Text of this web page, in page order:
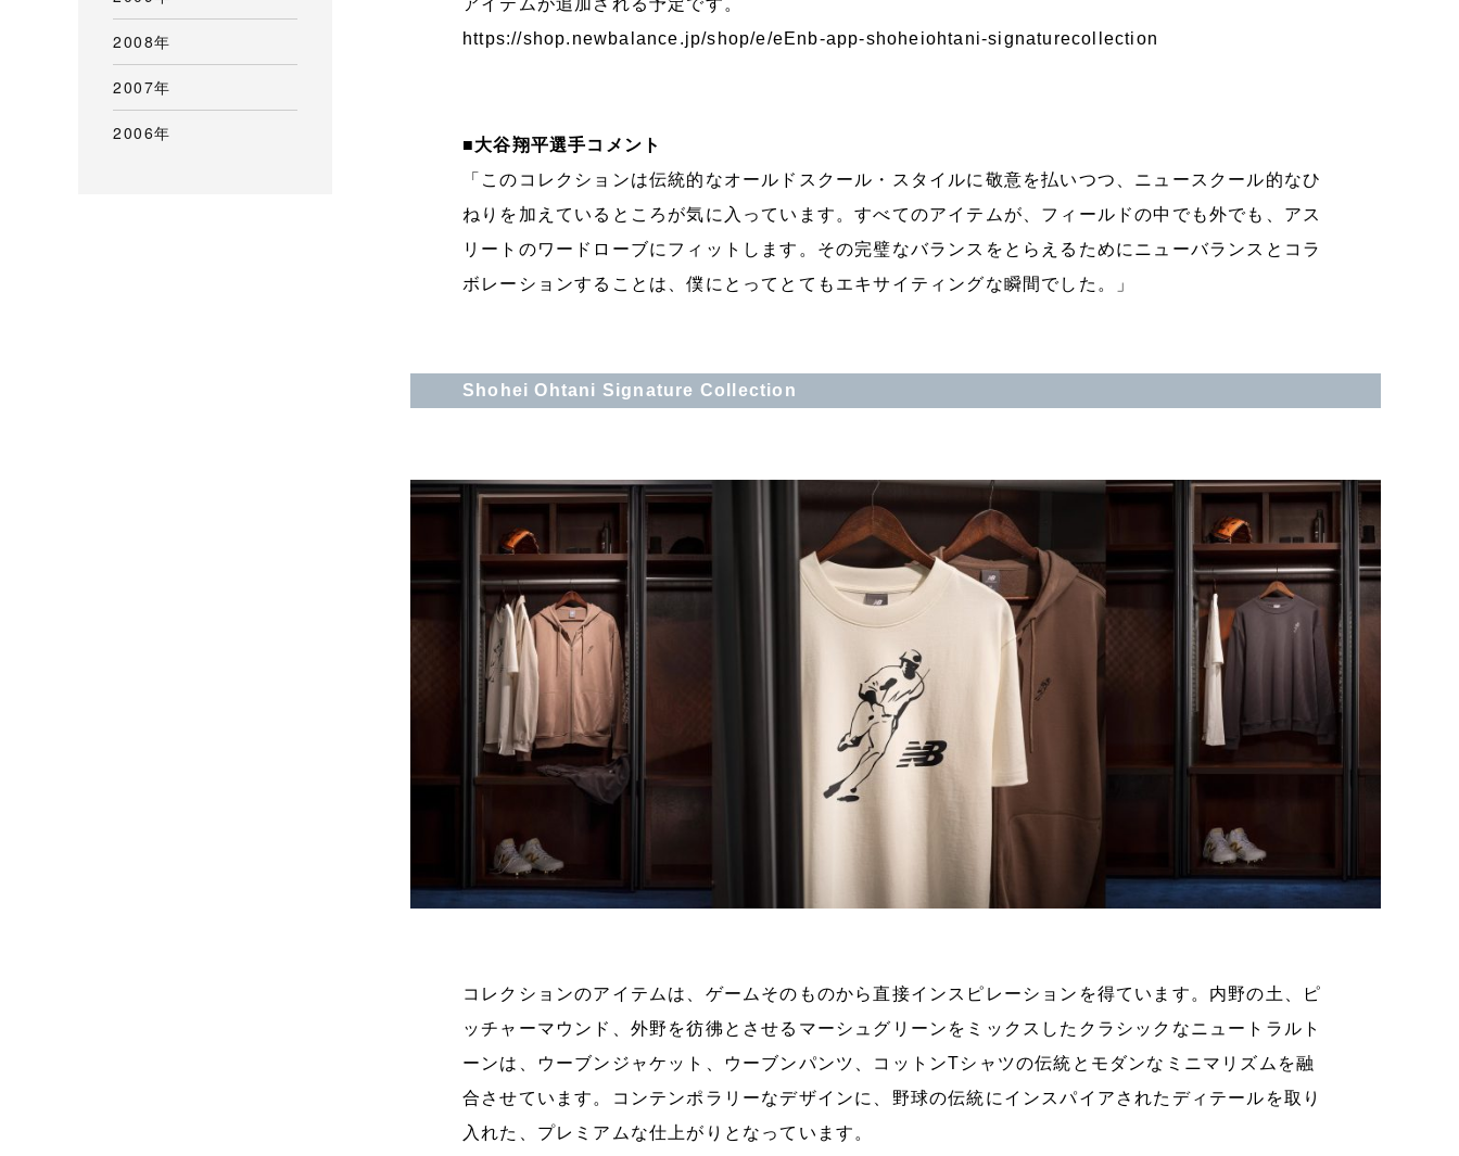
アイテムが追加される予定です。
https://shop.newbalance.jp/shop/e/eEnb-app-shoheiohtani-signaturecollection
■大谷翔平選手コメント
「このコレクションは伝統的なオールドスクール・スタイルに敬意を払いつつ、ニュースクール的なひ
ねりを加えているところが気に入っています。すべてのアイテムが、フィールドの中でも外でも、アス
リートのワードローブにフィットします。その完璧なバランスをとらえるためにニューバランスとコラ
ボレーションすることは、僕にとってとてもエキサイティングな瞬間でした。」
Shohei Ohtani Signature Collection
コレクションのアイテムは、ゲームそのものから直接インスピレーションを得ています。内野の土、ピ
ッチャーマウンド、外野を彷彿とさせるマーシュグリーンをミックスしたクラシックなニュートラルト
ーンは、ウーブンジャケット、ウーブンパンツ、コットンTシャツの伝統とモダンなミニマリズムを融
合させています。コンテンポラリーなデザインに、野球の伝統にインスパイアされたディテールを取り
入れた、プレミアムな仕上がりとなっています。
2008年
2007年
2006年